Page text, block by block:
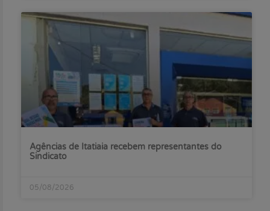
Agências de Itatiaia recebem representantes do
Sindicato
05/08/2026